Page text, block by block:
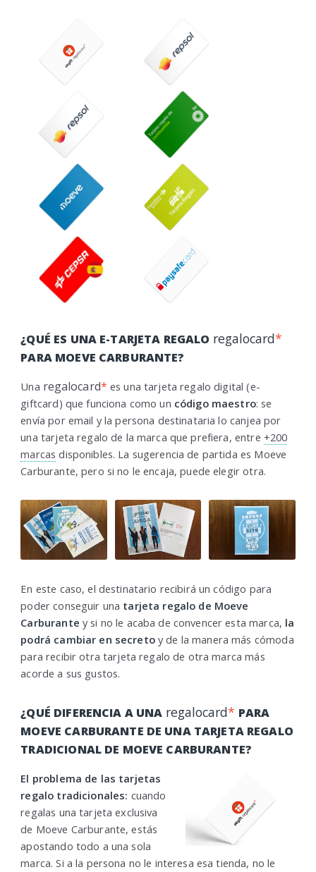
¿QUÉ ES UNA E-TARJETA REGALO regalocard*
PARA MOEVE CARBURANTE?
Una regalocard* es una tarjeta regalo digital (e-
giftcard) que funciona como un código maestro: se
envía por email y la persona destinataria lo canjea por
una tarjeta regalo de la marca que prefiera, entre +200
marcas disponibles. La sugerencia de partida es Moeve
Carburante, pero si no le encaja, puede elegir otra.
En este caso, el destinatario recibirá un código para
poder conseguir una tarjeta regalo de Moeve
Carburante y si no le acaba de convencer esta marca, la
podrá cambiar en secretoy de la manera más cómoda
para recibir otra tarjeta regalo de otra marca más
acorde a sus gustos.
¿QUÉ DIFERENCIA A UNA regalocard* PARA
MOEVE CARBURANTE DE UNA TARJETA REGALO
TRADICIONAL DE MOEVE CARBURANTE?
El problema de las tarjetas
regalo tradicionales: cuando
regalas una tarjeta exclusiva
de Moeve Carburante, estás
apostando todo a una sola
marca. Si a la persona no le interesa esa tienda, no le